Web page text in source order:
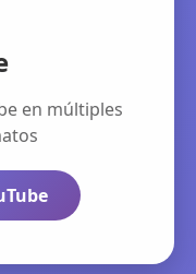
en múltiples